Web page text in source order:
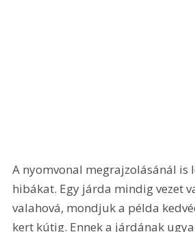
A nyomvonal megrajzolásánál is
hibákat. Egy járda mindig vezet
valahová, mondjuk a példa
kert kútig. Ennek a járdának